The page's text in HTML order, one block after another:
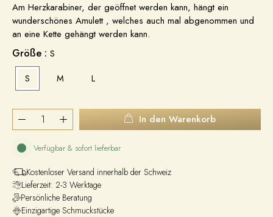
Am Herzkarabiner, der geöffnet werden kann, hängt ein
wunderschönes Amulett , welches auch mal abgenommen und
an eine Kette gehängt werden kann.
Größe : S
S M L
In den Warenkorb
Verfügbar & sofort lieferbar
Kostenloser Versand innerhalb der Schweiz
Lieferzeit: 2-3 Werktage
Persönliche Beratung
Einzigartige Schmuckstücke